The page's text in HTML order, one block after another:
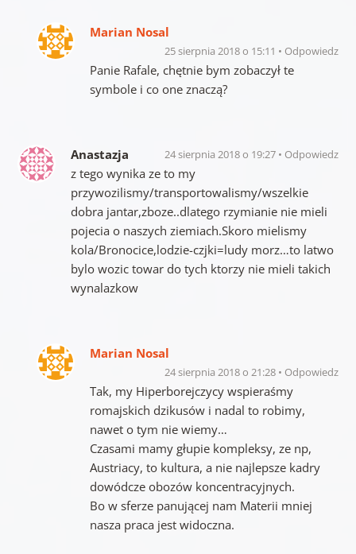
Marian Nosal
25 sierpnia 2018 o 15:11 Odpowiedz
Panie Rafale, chętnie bym zobaczył te
symbole i co one znaczą?
Anastazja 24 sierpnia 2018 o 19:27 Odpowiedz
z tego wynika ze to my
przywozilismy/transportowalismy/wszelkie
dobra jantar,zboze..dlatego rzymianie nie mieli
pojecia o naszych ziemiach.Skoro mielismy
kola/Bronocice,lodzie-czjki=ludy morz…to latwo
bylo wozic towar do tych ktorzy nie mieli takich
wynalazkow
Marian Nosal
24 sierpnia 2018 o 21:28 Odpowiedz
Tak, my Hiperborejczycy wspieraśmy
romajskich dzikusów i nadal to robimy,
nawet o tym nie wiemy…
Czasami mamy głupie kompleksy, ze np,
Austriacy, to kultura, a nie najlepsze kadry
dowódcze obozów koncentracyjnych.
Bo w sferze panującej nam Materii mniej
nasza praca jest widoczna.